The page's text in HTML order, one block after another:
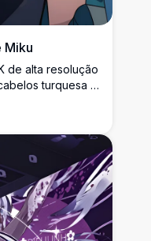
Miku
de alta resolução
turquesa e
perfeita
em estilo anime
de qualidade